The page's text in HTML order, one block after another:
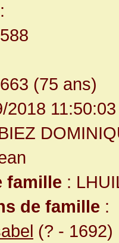
:
(75 ans)
2018 11:50:03
famille :
de famille :
(? - 1692)